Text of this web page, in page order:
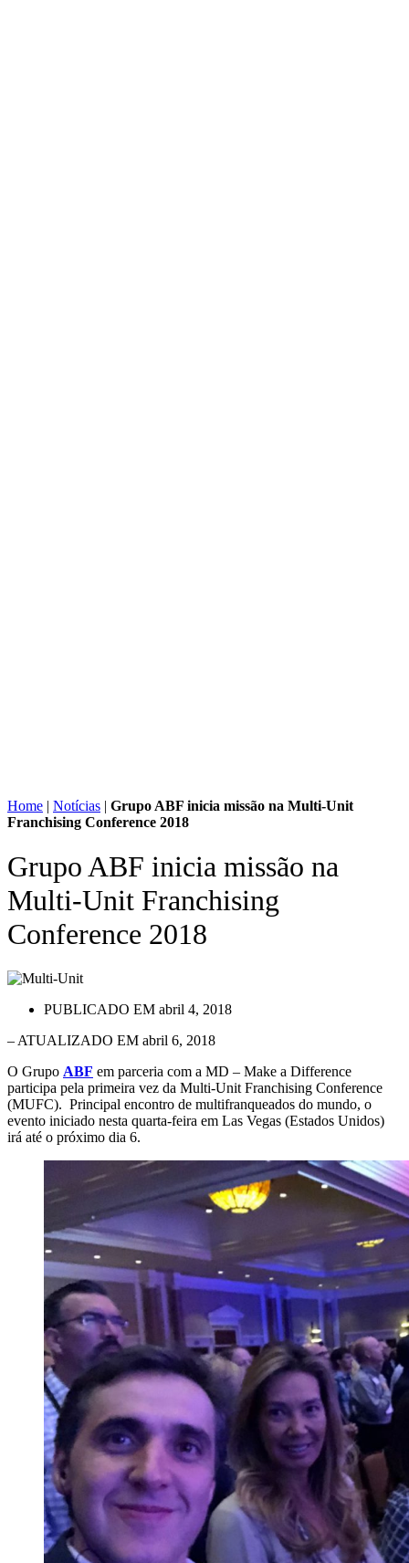
Home | Notícias | Grupo ABF inicia missão na Multi-Unit
Franchising Conference 2018
Grupo ABF inicia missão na
Multi-Unit Franchising
Conference 2018
PUBLICADO EM abril 4, 2018
– ATUALIZADO EM abril 6, 2018
O Grupo ABF em parceria com a MD – Make a Difference
participa pela primeira vez da Multi-Unit Franchising Conference
(MUFC). Principal encontro de multifranqueados do mundo, o
evento iniciado nesta quarta-feira em Las Vegas (Estados Unidos)
irá até o próximo dia 6.